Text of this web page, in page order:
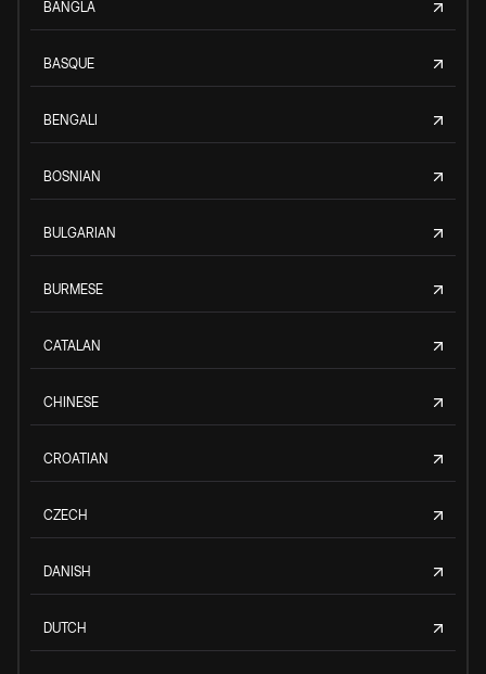
BANGLA
BASQUE
BENGALI
BOSNIAN
BULGARIAN
BURMESE
CATALAN
CHINESE
CROATIAN
CZECH
DANISH
DUTCH